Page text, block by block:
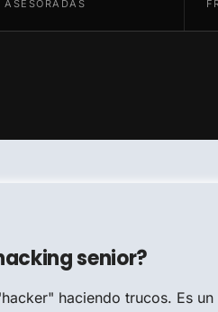
ASESORADAS
senior?
haciendo trucos. Es un